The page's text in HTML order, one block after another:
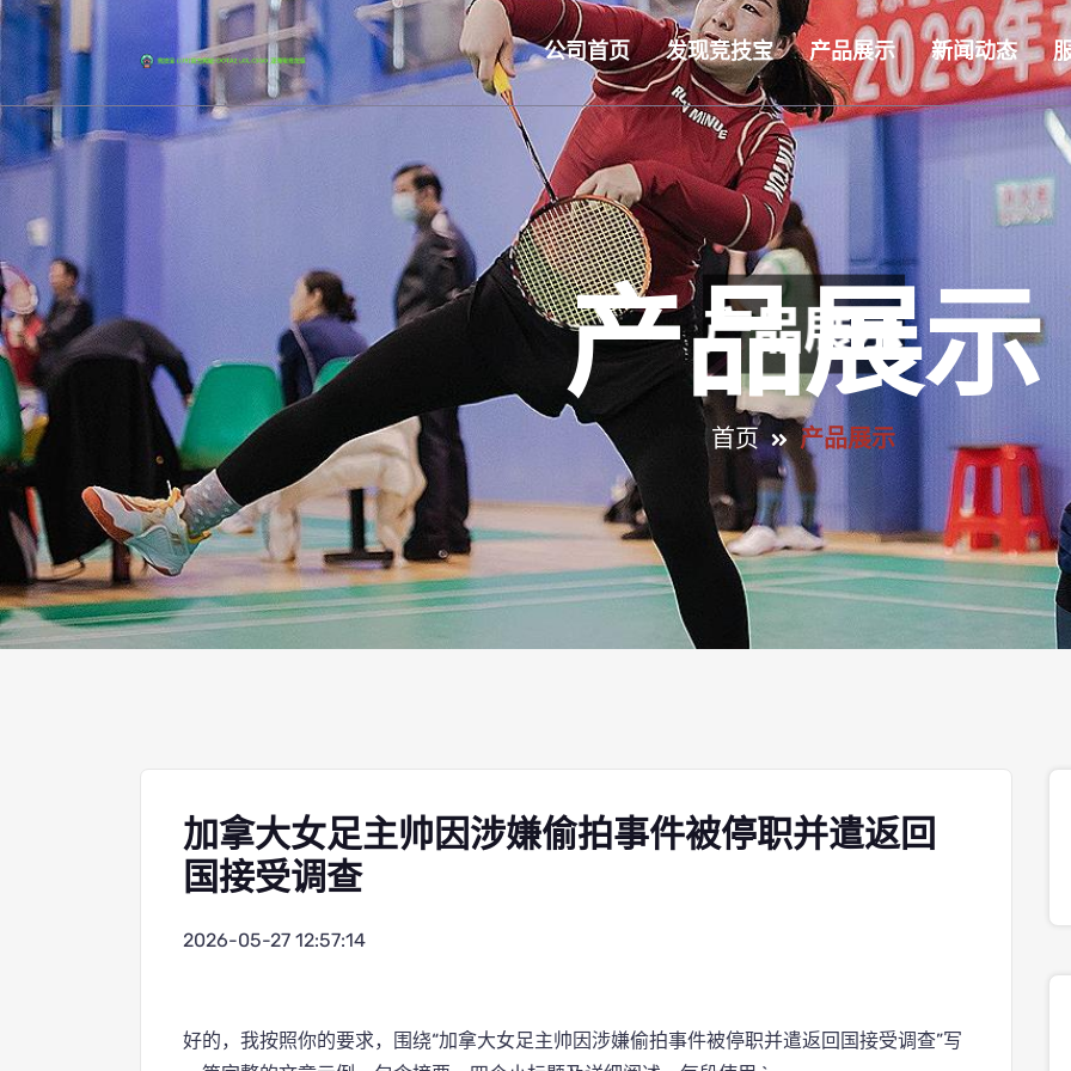
公司首页 发现竞技宝 产品展示 新闻动态
产品展示
首页 产品展示
加拿大女足主帅因涉嫌偷拍事件被停职并遣返回
国接受调查
2026-05-27 12:57:14
好的，我按照你的要求，围绕“加拿大女足主帅因涉嫌偷拍事件被停职并遣返回国接受调查”写